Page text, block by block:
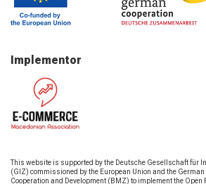
Implementor
This website is supported by the Deutsche Gesellschaft für
(GIZ) commissioned by the European Union and the
Cooperation and Development (BMZ) to implement the Open